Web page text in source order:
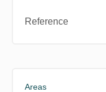
Reference
Areas